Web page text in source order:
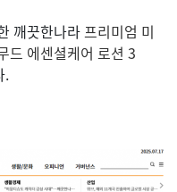
깨끗한나라프리미엄 미
드 에센셜케어 로션 3
.